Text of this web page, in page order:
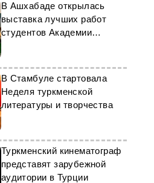
В Ашхабаде открылась
выставка лучших работ
студентов Академии
художеств
В Стамбуле стартовала
Неделя туркменской
литературы и творчества
Туркменский кинематограф
представят зарубежной
аудитории в Турции